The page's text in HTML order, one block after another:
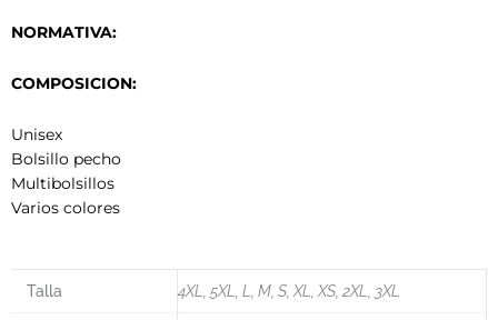
NORMATIVA:
COMPOSICION:
Unisex
Bolsillo pecho
Multibolsillos
Varios colores
Talla 4XL, 5XL, L, M, S, XL, XS, 2XL, 3XL